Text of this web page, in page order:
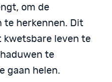
om de
te herkennen. Dit
kwetsbare leven te
te
gaan helen.